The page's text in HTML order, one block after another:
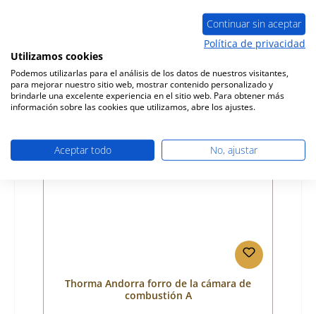
Precio normal:
Disponible, plazo de entrega: 4-6 días
Detalles
Thorma Andorra forro de la cámara de
combustión A
Continuar sin aceptar
Política de privacidad
Utilizamos cookies
Podemos utilizarlas para el análisis de los datos de nuestros visitantes,
para mejorar nuestro sitio web, mostrar contenido personalizado y
brindarle una excelente experiencia en el sitio web. Para obtener más
información sobre las cookies que utilizamos, abre los ajustes.
Aceptar todo No, ajustar